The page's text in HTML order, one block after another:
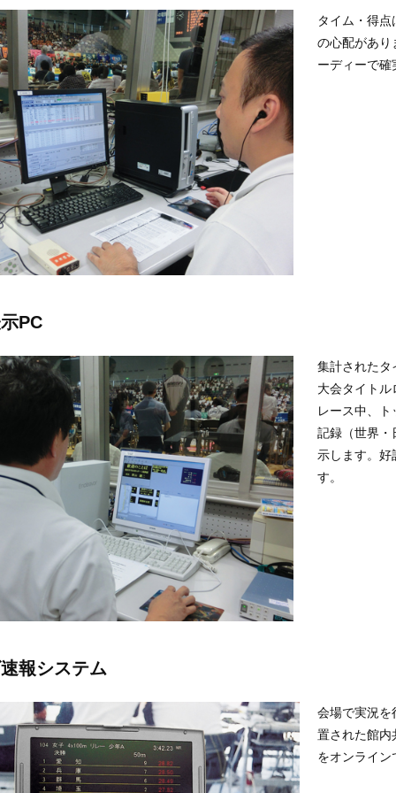
タイム・得
の心配があり
ーディーで確
PC
集計されたタ
大会タイト
レース中、
記録（世界・
示します。好
す。
報システム
会場で実況を
置された館内
をオンライン